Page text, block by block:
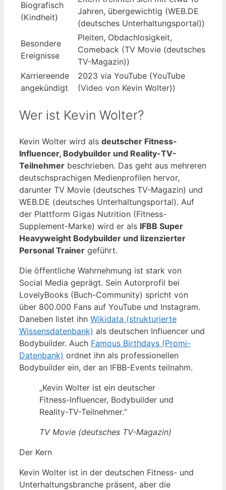
Biografisch
(Kindheit)
Jahren, übergewichtig (WEB.DE
(deutsches Unterhaltungsportal))
Besondere
Ereignisse
Pleiten, Obdachlosigkeit,
Comeback (TV Movie (deutsches
TV-Magazin))
Karriereende
angekündigt
2023 via YouTube (YouTube
(Video von Kevin Wolter))
Wer ist Kevin Wolter?
Kevin Wolter wird als deutscher Fitness-
Influencer, Bodybuilder und Reality-TV-
Teilnehmer beschrieben. Das geht aus mehreren
deutschsprachigen Medienprofilen hervor,
darunter TV Movie (deutsches TV-Magazin) und
WEB.DE (deutsches Unterhaltungsportal). Auf
der Plattform Gigas Nutrition (Fitness-
Supplement-Marke) wird er als IFBB Super
Heavyweight Bodybuilder und lizenzierter
Personal Trainer geführt.
Die öffentliche Wahrnehmung ist stark von
Social Media geprägt. Sein Autorprofil bei
LovelyBooks (Buch-Community) spricht von
über 800.000 Fans auf YouTube und Instagram.
Daneben listet ihn Wikidata (strukturierte
Wissensdatenbank) als deutschen Influencer und
Bodybuilder. Auch Famous Birthdays (Promi-
Datenbank) ordnet ihn als professionellen
Bodybuilder ein, der an IFBB-Events teilnahm.
„Kevin Wolter ist ein deutscher
Fitness-Influencer, Bodybuilder und
Reality-TV-Teilnehmer.“
TV Movie (deutsches TV-Magazin)
Der Kern
Kevin Wolter ist in der deutschen Fitness- und
Unterhaltungsbranche präsent, aber die